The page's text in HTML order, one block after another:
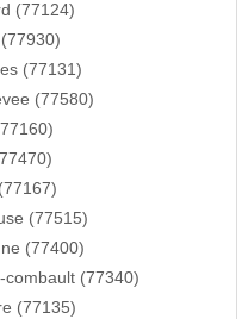
(77124)
(77131)
(77580)
(77515)
(77400)
combault (77340)
(77135)